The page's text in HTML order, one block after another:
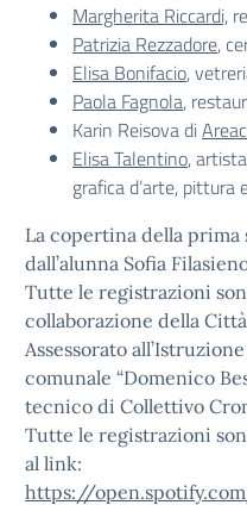
Margherita Riccardi,
Patrizia Rezzadore,
Elisa Bonifacio,
Paola Fagnola,
Karin Reisova di
Elisa Talentino,
grafica d’arte, pittura
La copertina della prima
dall’alunna Sofia
Tutte le registrazioni
collaborazione della
Assessorato
comunale “Domenico
tecnico di Collettivo
Tutte le registrazioni
al link:
https://